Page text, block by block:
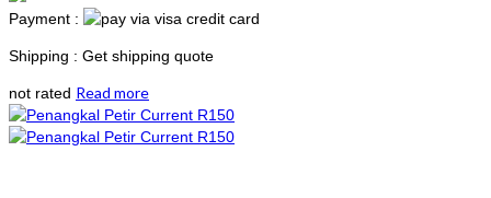
Payment :
Shipping : Get shipping quote
not rated Read more